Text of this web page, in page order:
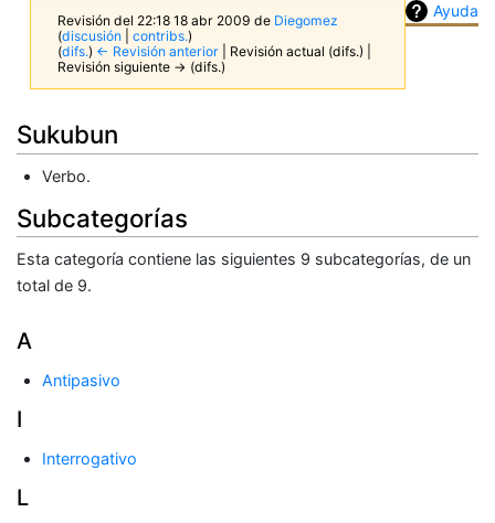
Ayuda
Revisión del 22:18 18 abr 2009 de Diegomez
(discusión |contribs.)
(difs.) ← Revisión anterior | Revisión actual (difs.) |
Revisión siguiente → (difs.)
Sukubun
Verbo.
Subcategorías
Esta categoría contiene las siguientes 9 subcategorías, de un
total de 9.
A
Antipasivo
I
Interrogativo
L